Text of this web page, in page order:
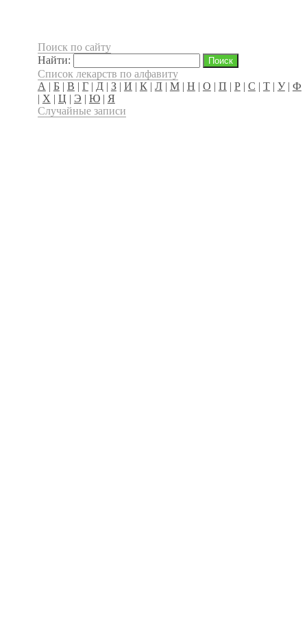
Поиск по сайту
Найти:
Список лекарств по алфавиту
А | Б| В | Г| Д| З| И | К | Л| М| Н | О | П | Р| С | Т| У| Ф
| Х | Ц | Э | Ю| Я
Случайные записи